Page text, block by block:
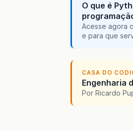
O que é
Acesse agora
e para que
CASA DO
Engenharia
Por Ricardo